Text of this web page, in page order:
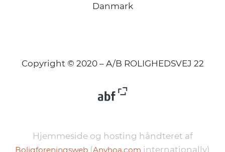
Danmark
Copyright © 2020 – A/B ROLIGHEDSVEJ 22
Hjemmeside og hosting håndteret af
Boligforeningsweb (Anyhoa.com internationally)